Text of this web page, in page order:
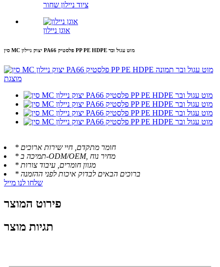
ציוד ניילון שחור
אוגן ניילון
סין MC יצוק ניילון PA66 פלסטיק PP PE HDPE מוט עגול ובר
* חומר מתקדם, חיי שירות ארוכים
* תמיכה ב-ODM/OEM, מחיר נוח
* מגוון חומרים, עיבוד צורות
* ברוכים הבאים לבדוק איכות לפני ההזמנה
שלחו לנו מייל
פירוט המוצר
תגיות מוצר